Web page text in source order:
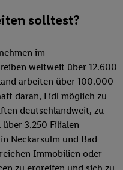
solltest?
im
weltweit über 12.600
arbeiten über 100.000
daran, Lidl möglich zu
deutschlandweit, zu
3.250 Filialen
Neckarsulm und Bad
Immobilien oder